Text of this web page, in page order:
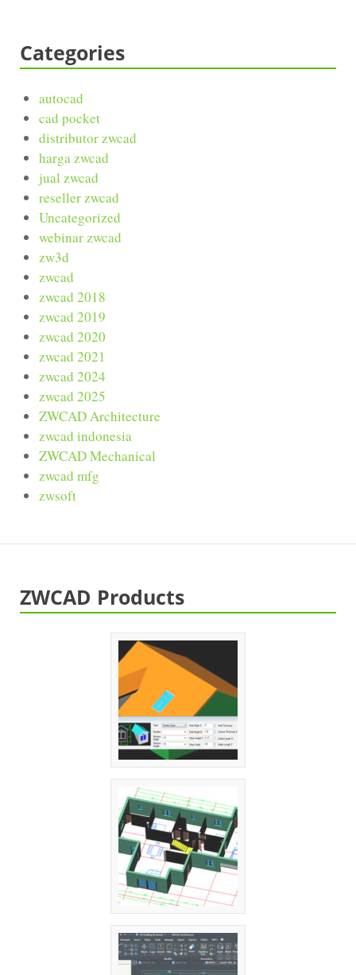
Categories
autocad
cad pocket
distributor zwcad
harga zwcad
jual zwcad
reseller zwcad
Uncategorized
webinar zwcad
zw3d
zwcad
zwcad 2018
zwcad 2019
zwcad 2020
zwcad 2021
zwcad 2024
zwcad 2025
ZWCAD Architecture
zwcad indonesia
ZWCAD Mechanical
zwcad mfg
zwsoft
ZWCAD Products